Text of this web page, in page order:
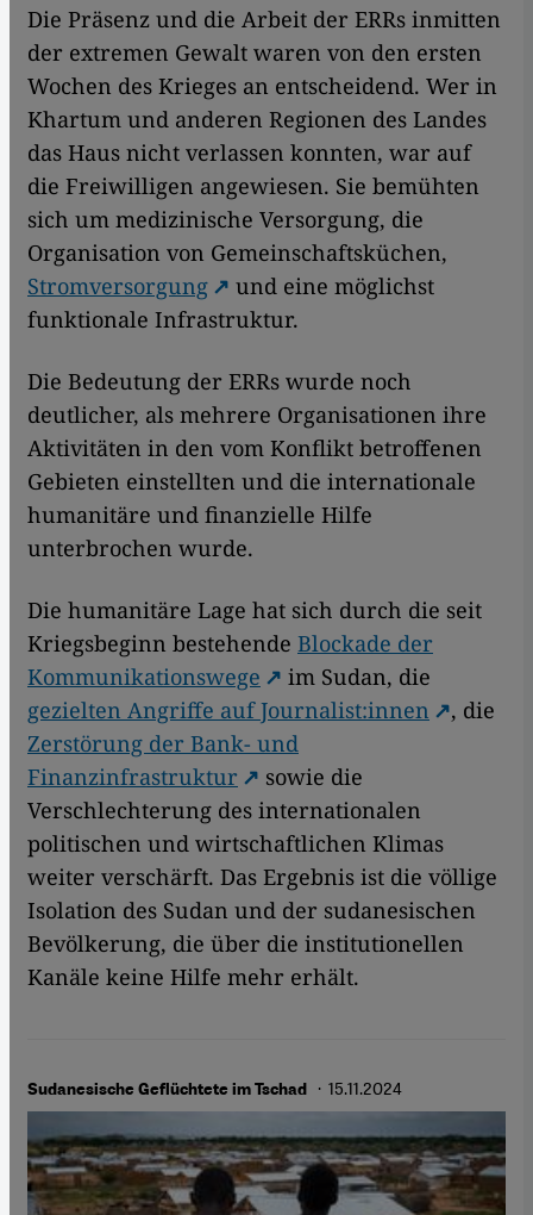
Die Präsenz und die Arbeit der ERRs inmitten
der extremen Gewalt waren von den ersten
Wochen des Krieges an entscheidend. Wer in
Khartum und anderen Regionen des Landes
das Haus nicht verlassen konnten, war auf
die Freiwilligen angewiesen. Sie bemühten
sich um medizinische Versorgung, die
Organisation von Gemeinschaftsküchen,
Stromversorgung
und eine möglichst
funktionale Infrastruktur.
Die Bedeutung der ERRs wurde noch
deutlicher, als mehrere Organisationen ihre
Aktivitäten in den vom Konflikt betroffenen
Gebieten einstellten und die internationale
humanitäre und finanzielle Hilfe
unterbrochen wurde.
Die humanitäre Lage hat sich durch die seit
Kriegsbeginn bestehende Blockade der
Kommunikationswege
im Sudan, die
gezielten Angriffe auf Journalist:innen
, die
Zerstörung der Bank- und
Finanzinfrastruktur
sowie die
Verschlechterung des internationalen
politischen und wirtschaftlichen Klimas
weiter verschärft. Das Ergebnis ist die völlige
Isolation des Sudan und der sudanesischen
Bevölkerung, die über die institutionellen
Kanäle keine Hilfe mehr erhält.
Sudanesische Geflüchtete im Tschad · 15.11.2024